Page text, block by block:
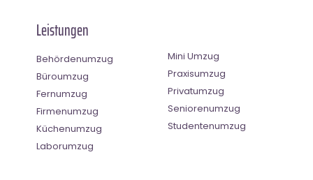
Leistungen
Behördenumzug
Büroumzug
Fernumzug
Firmenumzug
Küchenumzug
Laborumzug
Mini Umzug
Praxisumzug
Privatumzug
Seniorenumzug
Studentenumzug